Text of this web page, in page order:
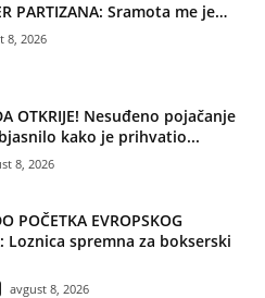
PARTIZANA: Sramota me je…
8, 2026
OTKRIJE! Nesuđeno pojačanje
kako je prihvatio...
8, 2026
POČETKA EVROPSKOG
Loznica spremna za bokserski
avgust 8, 2026